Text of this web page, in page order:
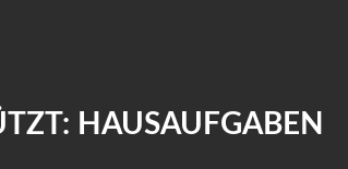
HAUSAUFGABEN